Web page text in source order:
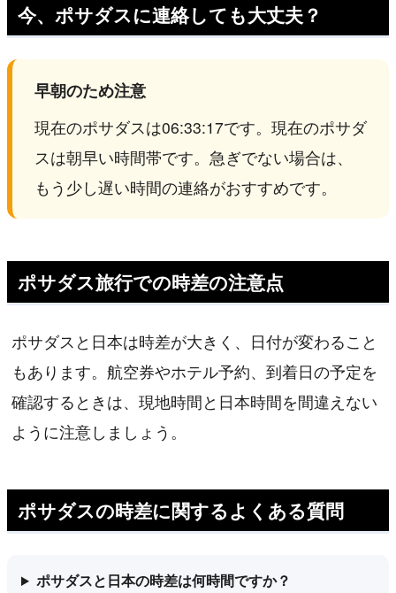
今、ポサダスに連絡しても大丈夫？
早朝のため注意
現在のポサダスは06:33:17です。現在のポサダ
スは朝早い時間帯です。急ぎでない場合は、
もう少し遅い時間の連絡がおすすめです。
ポサダス旅行での時差の注意点
ポサダスと日本は時差が大きく、日付が変わること
もあります。航空券やホテル予約、到着日の予定を
確認するときは、現地時間と日本時間を間違えない
ように注意しましょう。
ポサダスの時差に関するよくある質問
ポサダスと日本の時差は何時間ですか？